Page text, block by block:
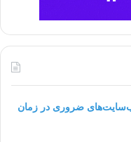
طرح، جهت استفاده
طراح
ضروری در زمان